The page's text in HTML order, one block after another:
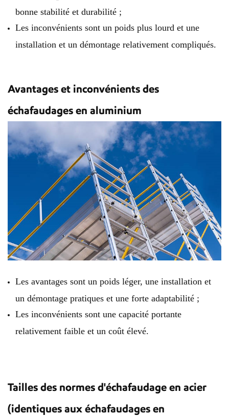
bonne stabilité et durabilité ;
Les inconvénients sont un poids plus lourd et une
installation et un démontage relativement compliqués.
Avantages et inconvénients des
échafaudages en aluminium
Les avantages sont un poids léger, une installation et
un démontage pratiques et une forte adaptabilité ;
Les inconvénients sont une capacité portante
relativement faible et un coût élevé.
Tailles des normes d'échafaudage en acier
(identiques aux échafaudages en